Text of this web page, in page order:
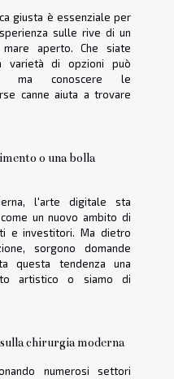
giusta è essenziale per
sulle rive di un
aperto. Che siate
varietà di opzioni può
ma conoscere le
canne aiuta a trovare
o una bolla
l'arte digitale sta
un nuovo ambito di
e investitori. Ma dietro
sorgono domande
questa tendenza una
artistico o siamo di
chirurgia moderna
numerosi settori